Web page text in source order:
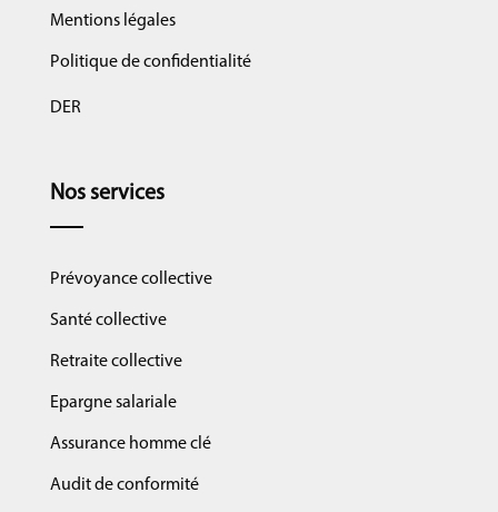
Mentions légales
Politique de confidentialité
DER
Nos services
Prévoyance collective
Santé collective
Retraite collective
Epargne salariale
Assurance homme clé
Audit de conformité